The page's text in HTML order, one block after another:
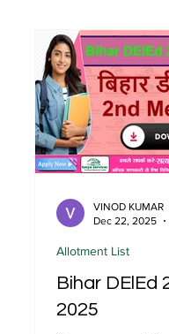
Exam Form
Bihar DElEd
2025
Allotment List
VINOD KUMAR
Dec 22, 2025